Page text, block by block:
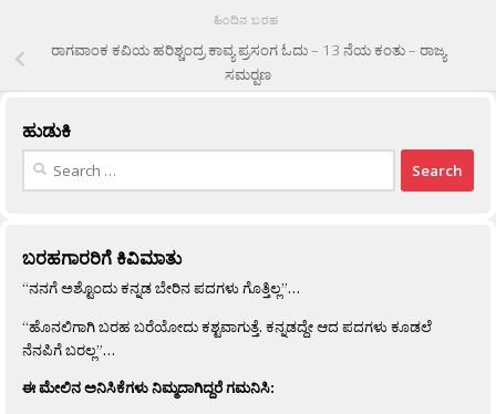
ಹಿಂದಿನ ಬರಹ
ರಾಗವಾಂಕ ಕವಿಯ ಹರಿಶ್ಚಂದ್ರ ಕಾವ್ಯ ಪ್ರಸಂಗ ಓದು – 13 ನೆಯ ಕಂತು – ರಾಜ್ಯ
ಸಮರ್‍ಪಣ
ಹುಡುಕಿ
Search
ಬರಹಗಾರರಿಗೆ ಕಿವಿಮಾತು
“ನನಗೆ ಅಶ್ಟೊಂದು ಕನ್ನಡ ಬೇರಿನ ಪದಗಳು ಗೊತ್ತಿಲ್ಲ”…
“ಹೊನಲಿಗಾಗಿ ಬರಹ ಬರೆಯೋದು ಕಶ್ಟವಾಗುತ್ತೆ. ಕನ್ನಡದ್ದೇ ಆದ ಪದಗಳು ಕೂಡಲೆ
ನೆನಪಿಗೆ ಬರಲ್ಲ”…
ಈ ಮೇಲಿನ ಅನಿಸಿಕೆಗಳು ನಿಮ್ಮದಾಗಿದ್ದರೆ ಗಮನಿಸಿ: